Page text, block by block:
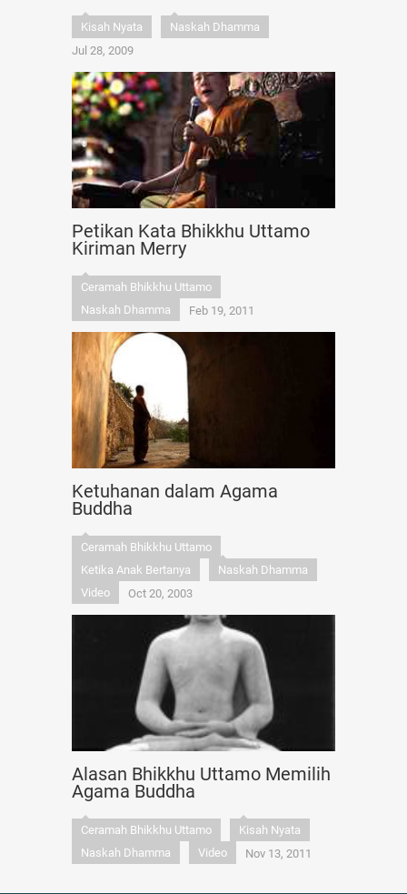
Kisah Nyata
Naskah Dhamma
Jul 28, 2009
Petikan Kata Bhikkhu Uttamo
Kiriman Merry
Ceramah Bhikkhu Uttamo
Naskah Dhamma
Feb 19, 2011
Ketuhanan dalam Agama
Buddha
Ceramah Bhikkhu Uttamo
Ketika Anak Bertanya
Naskah Dhamma
Video
Oct 20, 2003
Alasan Bhikkhu Uttamo Memilih
Agama Buddha
Ceramah Bhikkhu Uttamo
Kisah Nyata
Naskah Dhamma
Video Nov 13, 2011